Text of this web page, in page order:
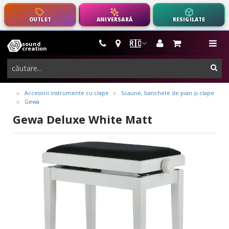
OUTLET ANIVERSARĂ RESIGILATE
🇷🇴
sound
creation
instrumente
muzicale,
echipamente
pro-
audio
Accesorii instrumente cu clape
Scaune, banchete de pian și clape
Gewa
Gewa Deluxe White Matt